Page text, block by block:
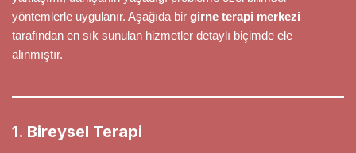
yöntemlerle uygulanır. Aşağıda bir girne terapi merkezi
tarafından en sık sunulan hizmetler detaylı biçimde ele
alınmıştır.
1. Bireysel Terapi